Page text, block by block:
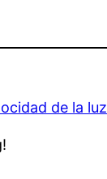
de la luz